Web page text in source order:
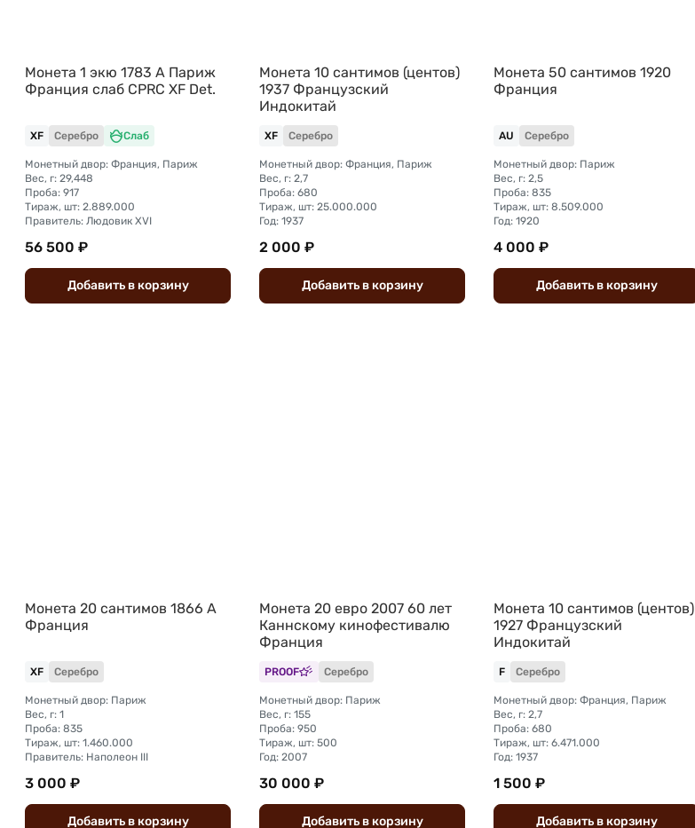
Монета 1 экю 1783 A Париж
Франция слаб CPRC XF Det.
XF Серебро Слаб
Монетный двор: Франция, Париж
Вес, г: 29,448
Проба: 917
Тираж, шт: 2.889.000
Правитель: Людовик XVI
56 500 ₽
Добавить вкорзину
Монета 10 сантимов (центов)
1937 Французский
Индокитай
XF Серебро
Монетный двор: Франция, Париж
Вес, г: 2,7
Проба: 680
Тираж, шт: 25.000.000
Год: 1937
2 000 ₽
Добавить вкорзину
Монета 50 сантимов 1920
Франция
AU Серебро
Монетный двор: Париж
Вес, г: 2,5
Проба: 835
Тираж, шт: 8.509.000
Год: 1920
4 000 ₽
Добавить вкорзину
Монета 20 сантимов 1866 A
Франция
XF Серебро
Монетный двор: Париж
Вес, г: 1
Проба: 835
Тираж, шт: 1.460.000
Правитель: Наполеон III
3 000 ₽
Добавить вкорзину
Монета 20 евро 2007 60 лет
Каннскому кинофестивалю
Франция
PROOF Серебро
Монетный двор: Париж
Вес, г: 155
Проба: 950
Тираж, шт: 500
Год: 2007
30 000 ₽
Добавить вкорзину
Монета 10 сантимов (центов)
1927 Французский
Индокитай
F Серебро
Монетный двор: Франция, Париж
Вес, г: 2,7
Проба: 680
Тираж, шт: 6.471.000
Год: 1937
1 500 ₽
Добавить вкорзину